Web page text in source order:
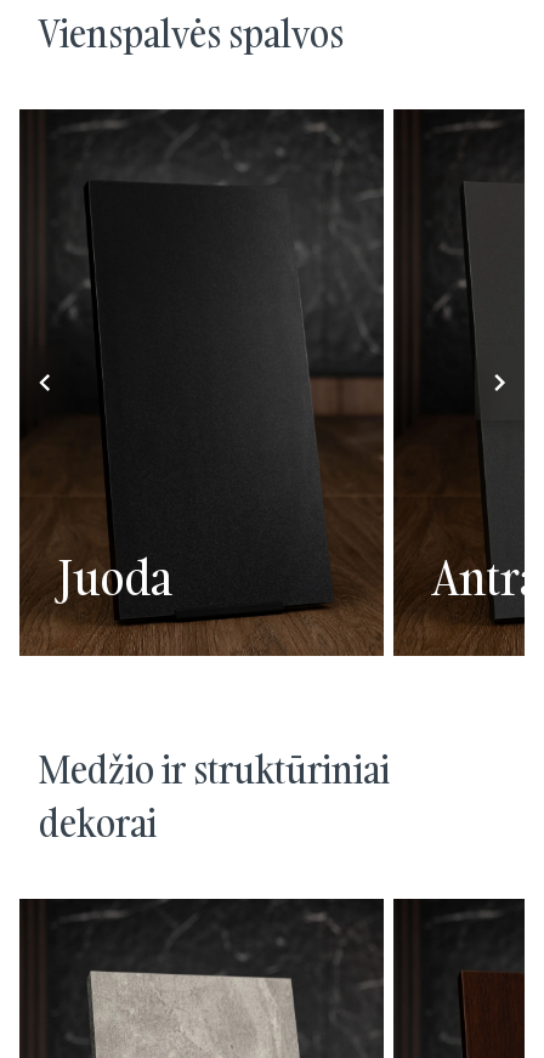
Vienspalvės spalvos
Juoda
Medžio ir struktūriniai
dekorai